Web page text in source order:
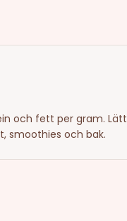
och fett per gram. Lätt
smoothies och bak.